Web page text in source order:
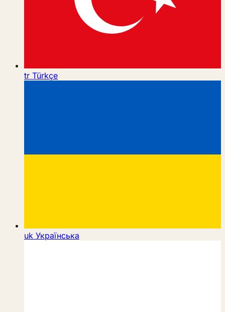
tr Türkçe
uk Українська